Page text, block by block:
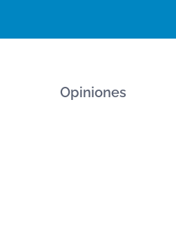
Opiniones